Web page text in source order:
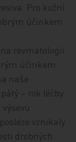
Pro kožní
účinkem
na revmatologii
účinkem
naše
– rok léčby
vznikaly
drobných